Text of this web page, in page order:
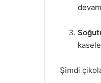
Şimdi